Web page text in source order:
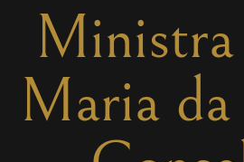
Maria